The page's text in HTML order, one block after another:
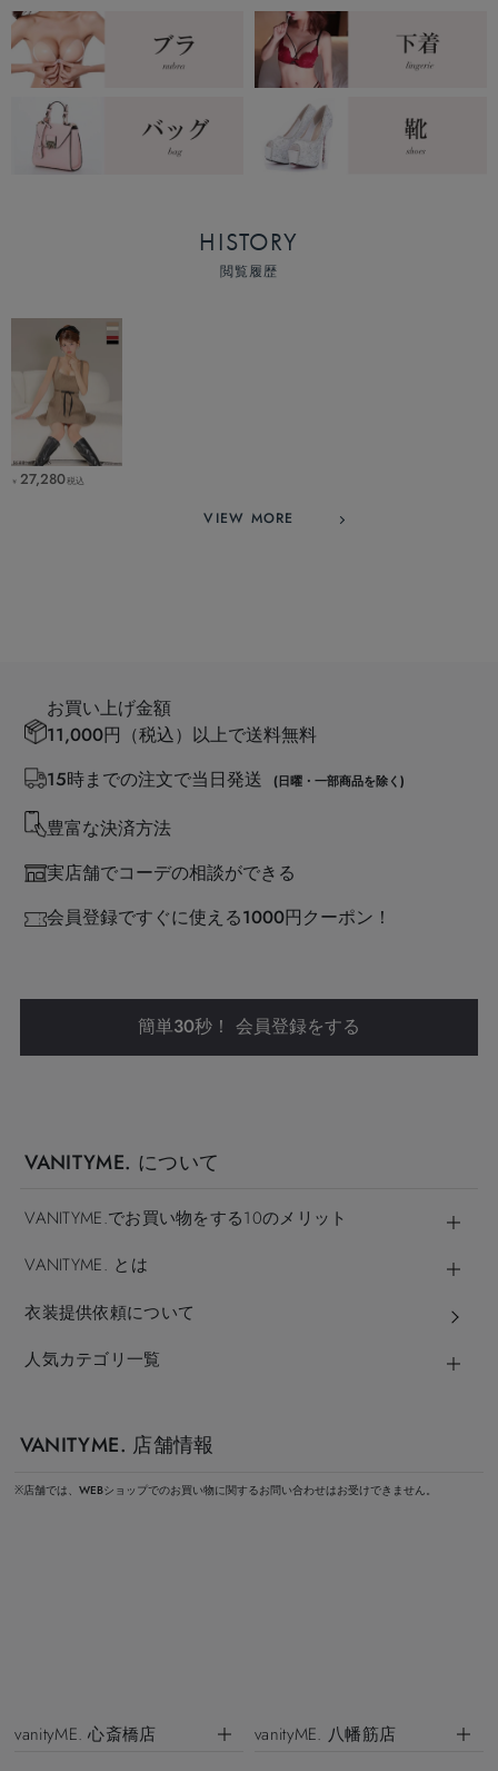
HISTORY
閲覧履歴
￥ 27,280税込
VIEW MORE
お買い上げ金額
11,000円（税込）以上で送料無料
15時までの注文で当日発送
(日曜・一部商品を除く)
豊富な決済方法
実店舗でコーデの相談ができる
会員登録ですぐに使える1000円クーポン！
簡単30秒！ 会員登録をする
VANITYME. について
VANITYME.でお買い物をする10のメリット
VANITYME. とは
衣装提供依頼について
人気カテゴリ一覧
VANITYME. 店舗情報
※店舗では、WEBショップでのお買い物に関するお問い合わせはお受けできません。
vanityME. 心斎橋店 vanityME. 八幡筋店